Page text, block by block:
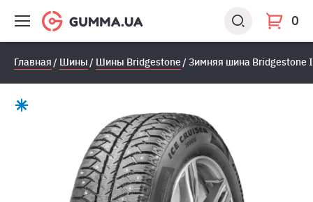
0
Главная Шины Шины Bridgestone Зимняя шина Bridgestone